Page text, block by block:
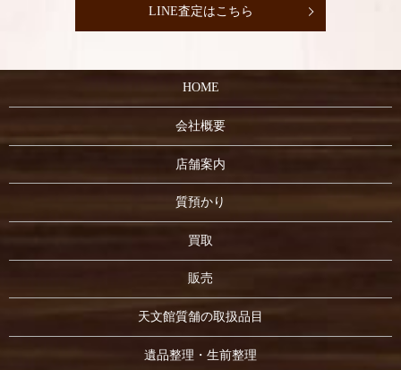
LINE査定はこちら
HOME
会社概要
店舗案内
質預かり
買取
販売
天文館質舗の取扱品目
遺品整理・生前整理